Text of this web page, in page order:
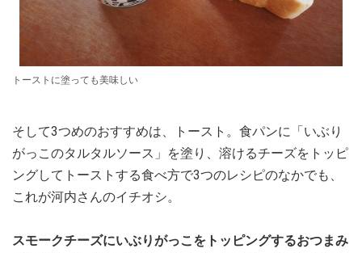
トーストに塗っても美味しい
そして3つめのおすすめは、トースト。食パンに「いぶり
がっこのタルタルソース」を塗り、溶けるチーズをトッピ
ングしてトーストする食べ方で3つのレシピのなかでも、
これが河内さんのイチオシ。
スモークチーズにいぶりがっこをトッピングするおつまみ